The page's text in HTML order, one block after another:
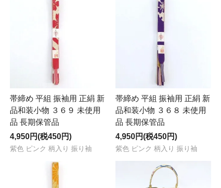
帯締め 平組 振袖用 正絹 新
品和装小物 ３６９ 未使用
品 長期保管品
4,950円(税450円)
紫色 ピンク 柄入り 振り袖
帯締め 平組 振袖用 正絹 新
品和装小物 ３６８ 未使用
品 長期保管品
4,950円(税450円)
紫色 ピンク 柄入り 振り袖